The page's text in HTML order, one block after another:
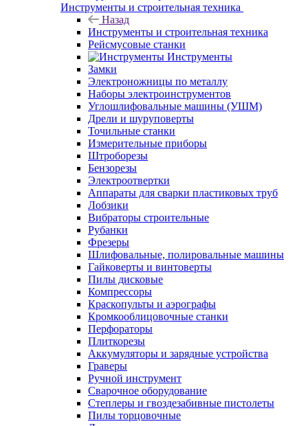
Инструменты и строительная техника
Назад
Инструменты и строительная техника
Рейсмусовые станки
Инструменты
Замки
Электроножницы по металлу
Наборы электроинструментов
Углошлифовальные машины (УШМ)
Дрели и шуруповерты
Точильные станки
Измерительные приборы
Штроборезы
Бензорезы
Электроотвертки
Аппараты для сварки пластиковых труб
Лобзики
Вибраторы строительные
Рубанки
Фрезеры
Шлифовальные, полировальные машины
Гайковерты и винтоверты
Пилы дисковые
Компрессоры
Краскопульты и аэрографы
Кромкооблицовочные станки
Перфораторы
Плиткорезы
Аккумуляторы и зарядные устройства
Граверы
Ручной инструмент
Сварочное оборудование
Степлеры и гвоздезабивные пистолеты
Пилы торцовочные